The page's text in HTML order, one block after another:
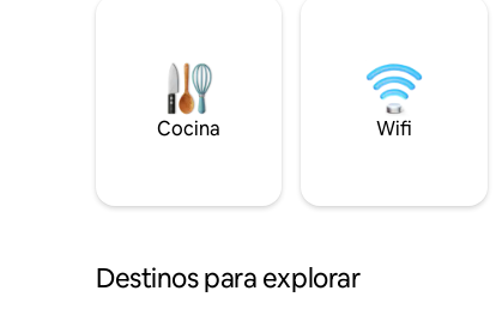
Cocina Wifi
Destinos para explorar